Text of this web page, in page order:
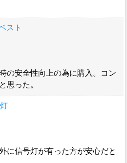
スト
の安全性向上の為に購入。コン
思った。
に信号灯が有った方が安心だと